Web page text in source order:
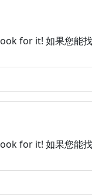
for it! 如果您能找
for it! 如果您能找